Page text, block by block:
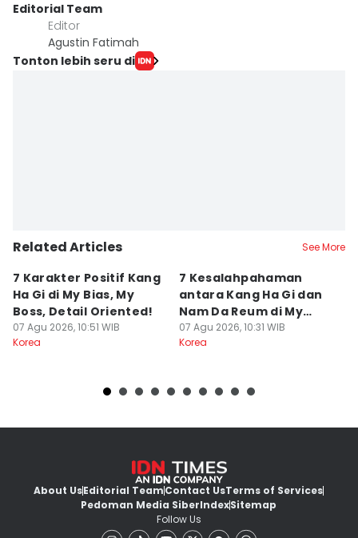
Editorial Team
Editor
Agustin Fatimah
Tonton lebih seru di
Related Articles See More
7 Karakter Positif Kang
Ha Gi di My Bias, My
Boss, Detail Oriented!
07 Agu 2026, 10:51 WIB
Korea
7 Kesalahpahaman
antara Kang Ha Gi dan
Nam Da Reum di My
Bias, My Boss
07 Agu 2026, 10:31 WIB
Korea
About UsEditorial TeamContact UsTerms of Services
Pedoman Media SiberIndexSitemap
Follow Us